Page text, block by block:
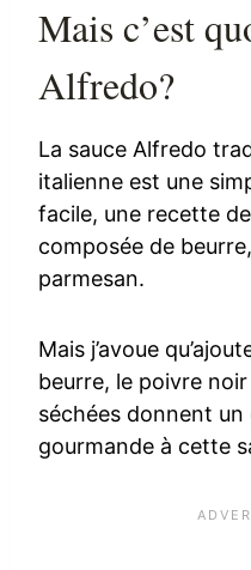
Mais c’est
Alfredo?
La sauce Alfredo
italienne est une
facile, une recette
composée de
parmesan.
Mais j’avoue
beurre, le poivre
séchées donnent
gourmande à cette